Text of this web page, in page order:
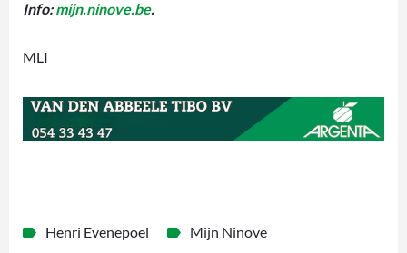
Info:mijn.ninove.be.
MLI
Henri Evenepoel
Mijn Ninove